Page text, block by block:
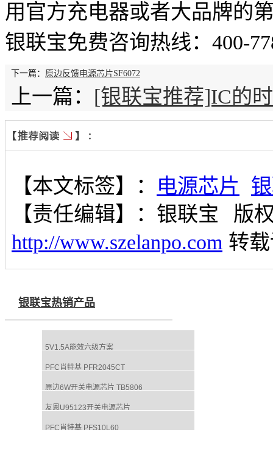
用官方充电器或者大品牌的
银联宝免费咨询热线：400-
下一篇： 原边反馈电源芯片SF6072
上一篇： [银联宝推荐]IC的
【本文标签】： 电源芯片
【责任编辑】： 银联宝
版
http://www.szelanpo.com 转
银联宝热销产品
5V1.5A能效六级方案
PFC肖特基 PFR2045CT
原边6W开关电源芯片 TB5806
友恩U95123开关电源芯片
PFC肖特基 PFS10L60